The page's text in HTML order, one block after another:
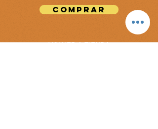
COMPRAR
VOLVER A TIENDA